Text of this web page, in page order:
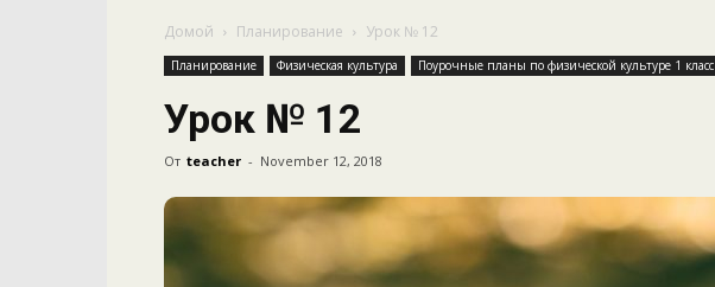
Домой Планирование Урок № 12
Планирование Физическая культура Поурочные планы по физической культуре 1 класс
Урок № 12
От teacher - November 12, 2018